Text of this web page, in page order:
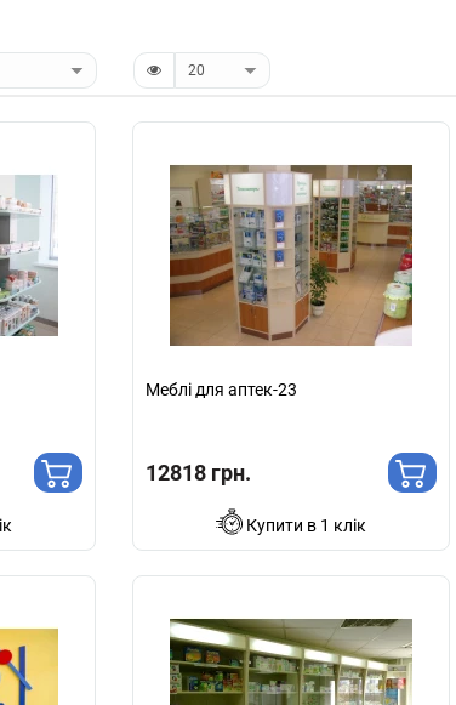
Меблі для аптек-23
12818 грн.
Купити в 1 клік